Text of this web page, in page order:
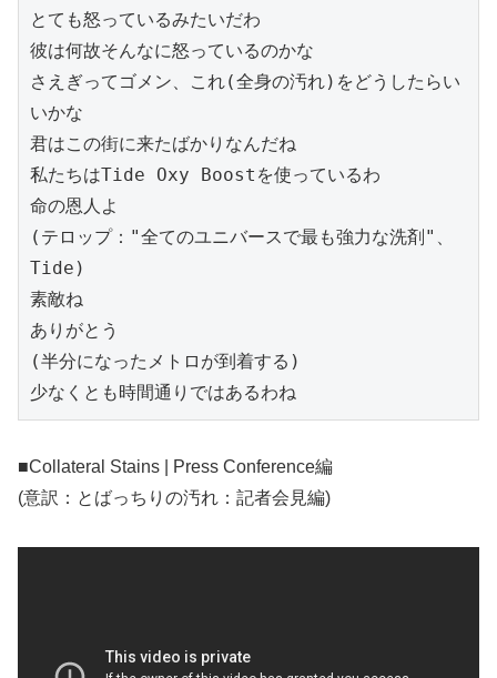
とても怒っているみたいだわ
彼は何故そんなに怒っているのかな
さえぎってゴメン、これ(全身の汚れ)をどうしたらい
いかな
君はこの街に来たばかりなんだね
私たちはTide Oxy Boostを使っているわ
命の恩人よ
(テロップ："全てのユニバースで最も強力な洗剤"、
Tide)
素敵ね
ありがとう
(半分になったメトロが到着する)
少なくとも時間通りではあるわね
■Collateral Stains | Press Conference編
(意訳：とばっちりの汚れ：記者会見編)